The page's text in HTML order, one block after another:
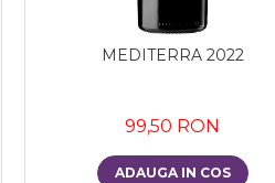
MEDITERRA 2022
99,50 RON
ADAUGA IN COS